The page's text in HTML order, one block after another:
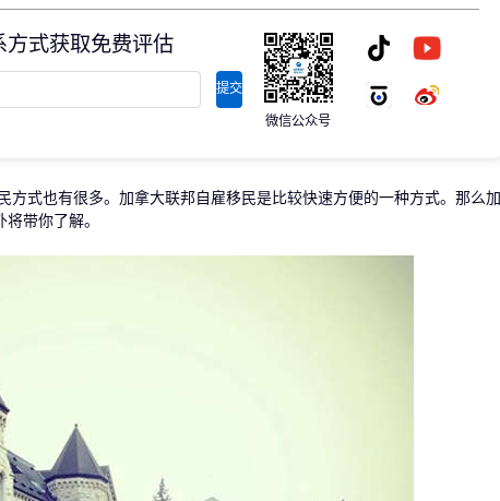
土耳其存款护照
斐济存款退休移民
香港优才计划
美国EB1A杰出人才移民
澳洲186、187雇主担保移民
方式获取免费评估
提交
微信公众号
也有很多。加拿大联邦自雇移民是比较快速方便的一种方式。那么加
带你了解。